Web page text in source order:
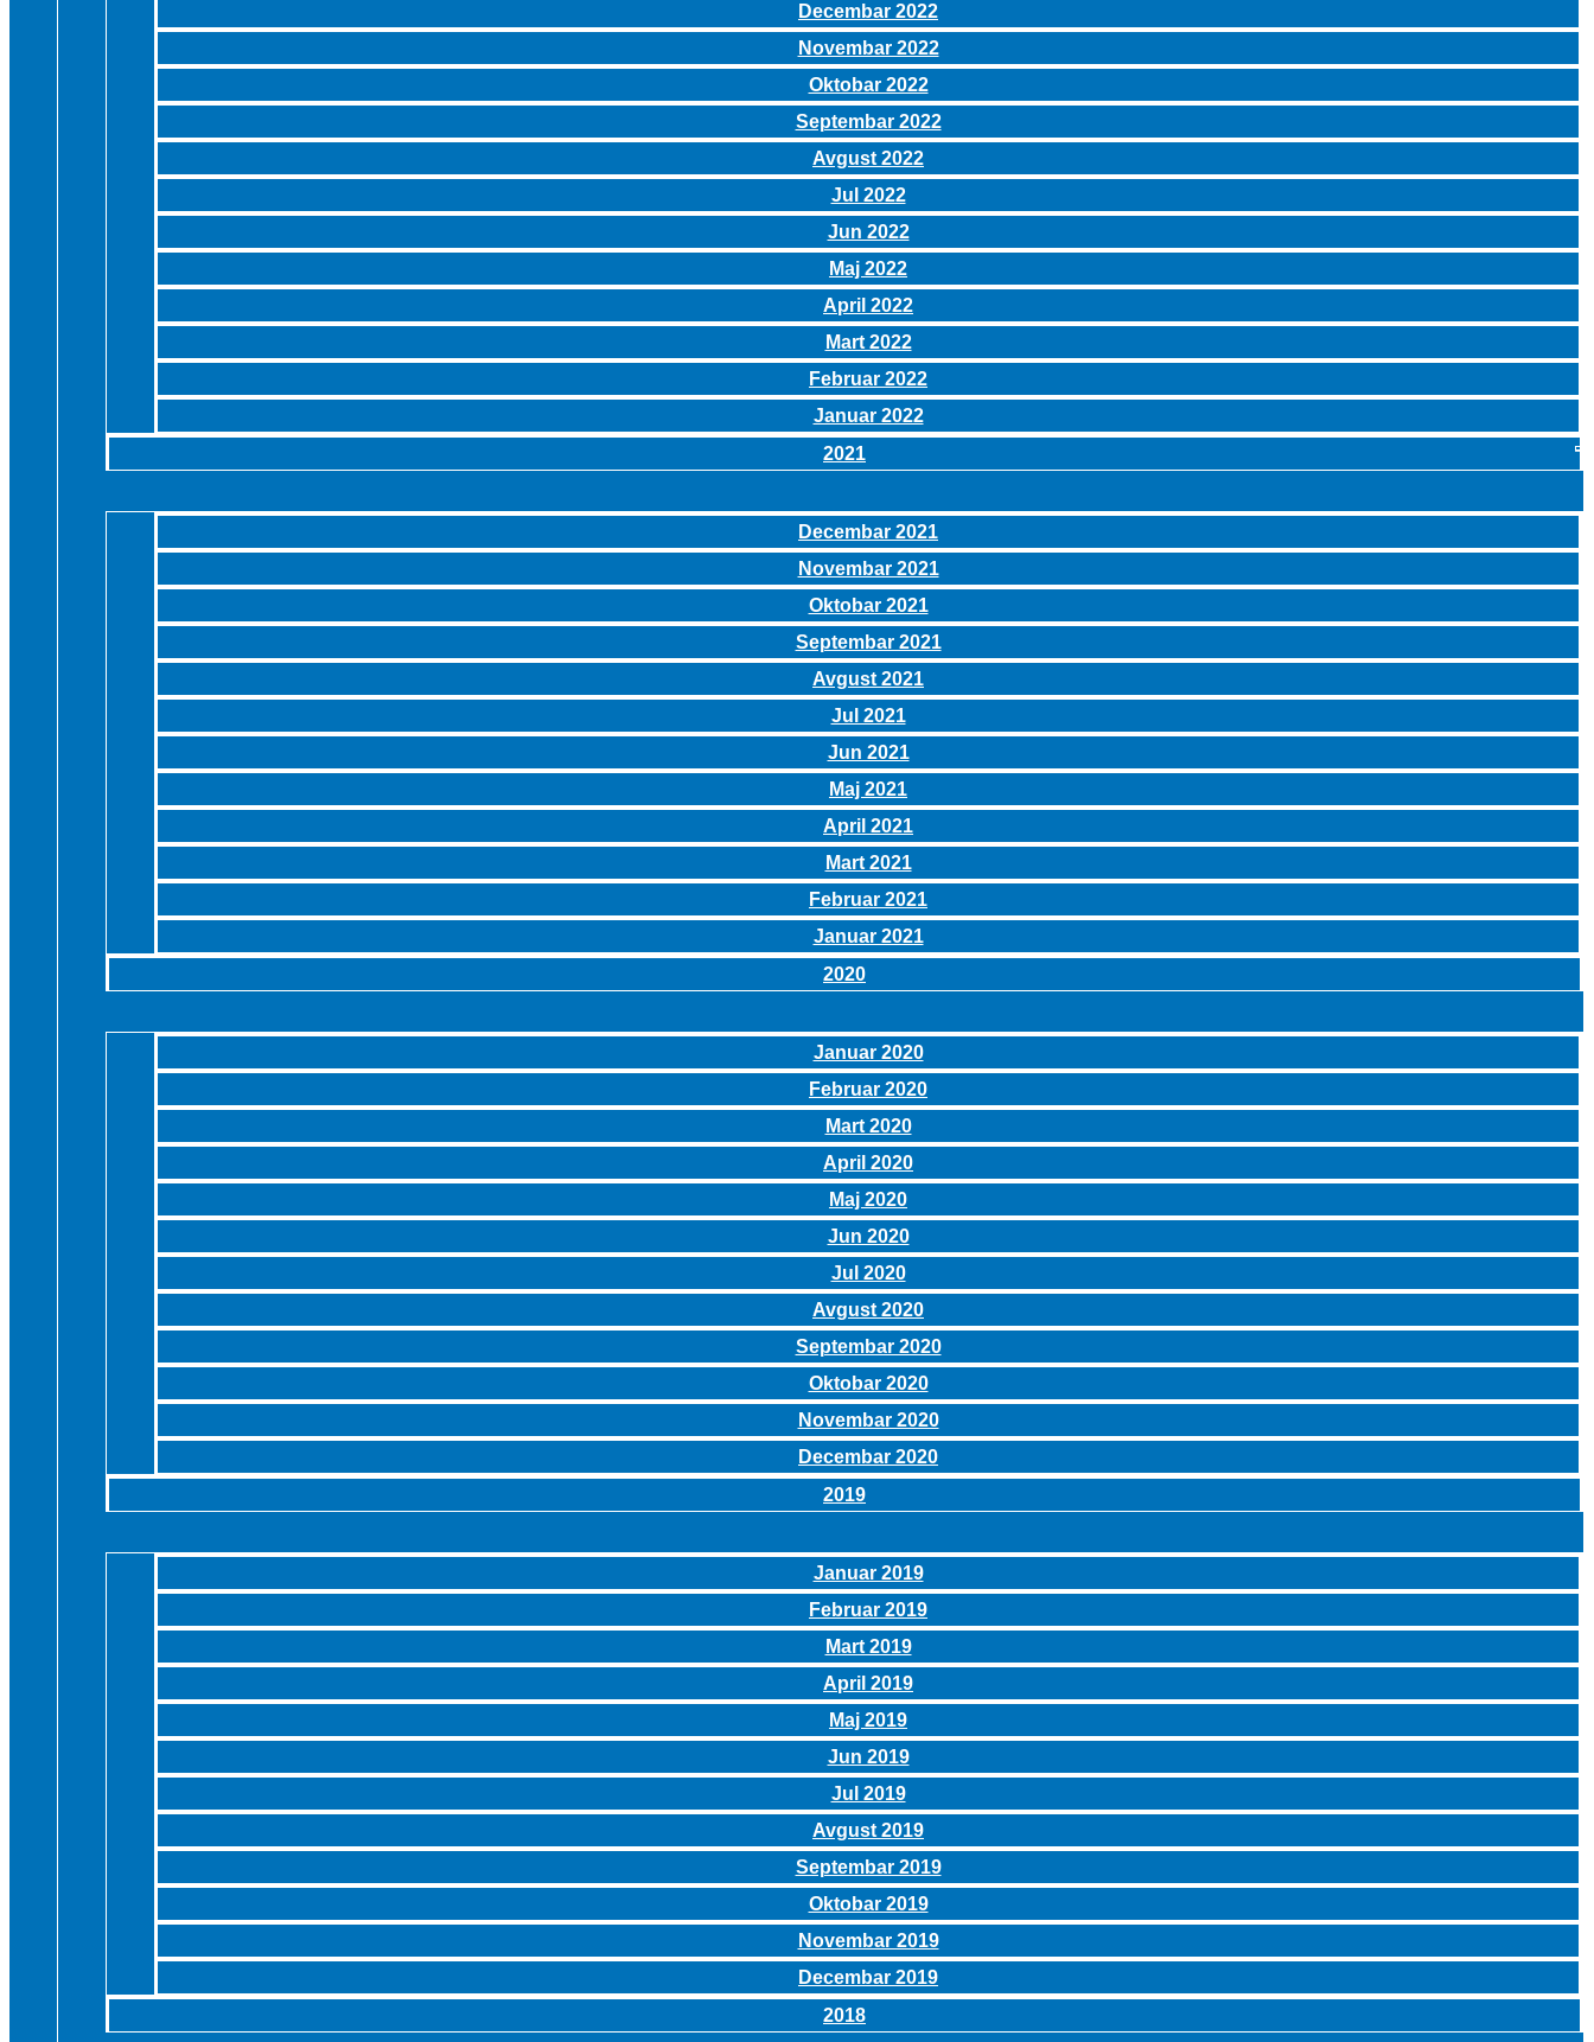
Decembar 2022
Novembar 2022
Oktobar 2022
Septembar 2022
Avgust 2022
Jul 2022
Jun 2022
Maj 2022
April 2022
Mart 2022
Februar 2022
Januar 2022
2021
Decembar 2021
Novembar 2021
Oktobar 2021
Septembar 2021
Avgust 2021
Jul 2021
Jun 2021
Maj 2021
April 2021
Mart 2021
Februar 2021
Januar 2021
2020
Januar 2020
Februar 2020
Mart 2020
April 2020
Maj 2020
Jun 2020
Jul 2020
Avgust 2020
Septembar 2020
Oktobar 2020
Novembar 2020
Decembar 2020
2019
Januar 2019
Februar 2019
Mart 2019
April 2019
Maj 2019
Jun 2019
Jul 2019
Avgust 2019
Septembar 2019
Oktobar 2019
Novembar 2019
Decembar 2019
2018